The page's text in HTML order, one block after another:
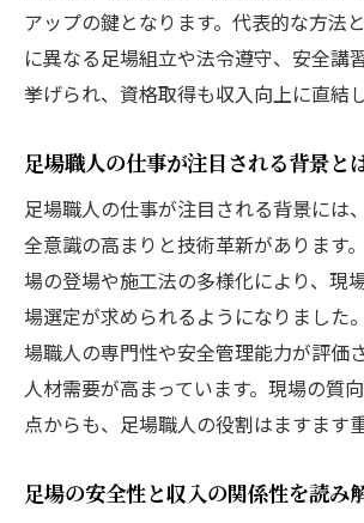
アップの鍵となります。代表的な方法
に異なる足場組立や法令遵守、安全講
挙げられ、資格取得も収入向上に直結し
足場職人の仕事が注目される背景と
足場職人の仕事が注目される背景には
全意識の高まりと技術革新があります
場の登場や施工法の多様化により、現
場選定が求められるようになりました
場職人の専門性や安全管理能力が評価
人材需要が高まっています。現場の質
点からも、足場職人の役割はますます重
足場の安全性と収入の関係性を読み